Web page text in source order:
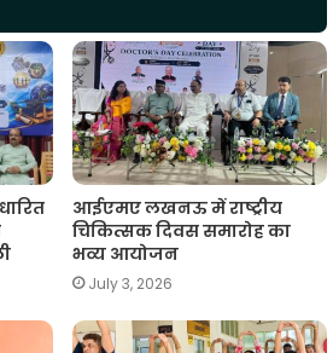
i
n
k
आईएमए लखनऊ में राष्ट्रीय
चिकित्सक दिवस समारोह का
भव्य आयोजन
July 3, 2026